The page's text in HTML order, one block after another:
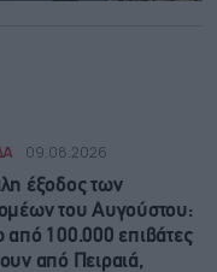
09.08.2026
έξοδος των
του Αυγούστου:
από 100.000 επιβάτες
από Πειραιά,